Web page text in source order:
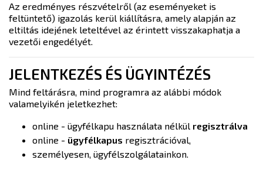
Az eredményes részvételről (az eseményeket is
feltüntető) igazolás kerül kiállításra, amely alapján az
eltiltás idejének leteltével az érintett visszakaphatja a
vezetői engedélyét.
JELENTKEZÉS ÉS ÜGYINTÉZÉS
Mind feltárásra, mind programra az alábbi módok
valamelyikén jeletkezhet:
online - ügyfélkapu használata nélkül regisztrálva
online - ügyfélkapus regisztrációval,
személyesen, ügyfélszolgálatainkon.